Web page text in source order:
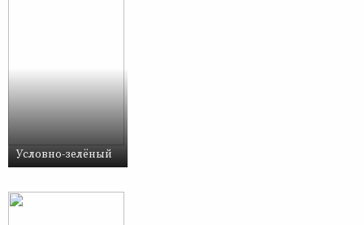
Условно-зелёный